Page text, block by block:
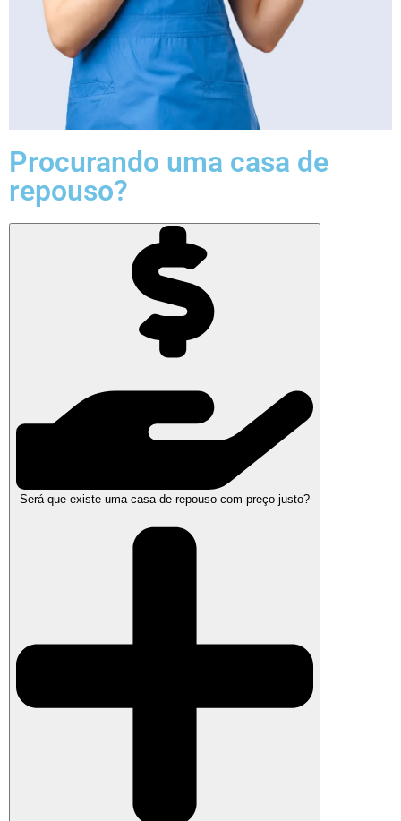
Procurando uma casa de
repouso?
Será que existe uma casa de repouso com preço justo?